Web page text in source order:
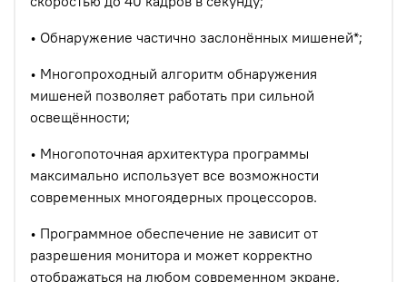
• Обнаружение частично заслонённых мишеней*;
• Многопроходный алгоритм обнаружения
мишеней позволяет работать при сильной
освещённости;
• Многопоточная архитектура программы
максимально использует все возможности
современных многоядерных процессоров.
• Программное обеспечение не зависит от
разрешения монитора и может корректно
отображаться на любом современном экране,